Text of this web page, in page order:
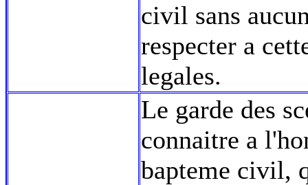
civil sans
respecter a
legales.
Le garde des
connaitre a
bapteme civil,